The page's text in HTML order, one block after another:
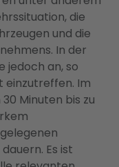
die
und die
In der
jedoch an, so
einzutreffen. Im
Minuten bis zu
Es ist